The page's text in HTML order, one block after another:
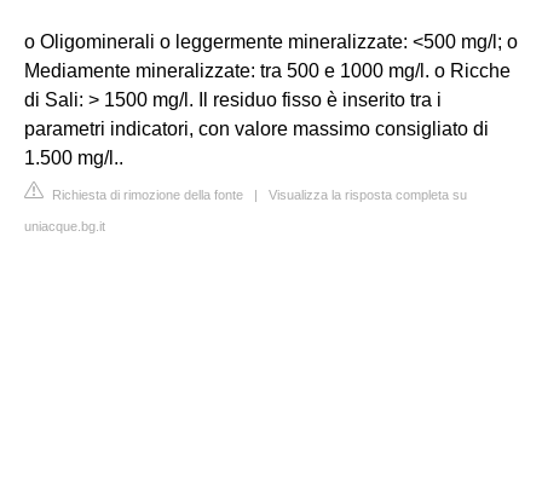
o Oligominerali o leggermente mineralizzate: <500 mg/l; o
Mediamente mineralizzate: tra 500 e 1000 mg/l. o Ricche
di Sali: > 1500 mg/l. Il residuo fisso è inserito tra i
parametri indicatori, con valore massimo consigliato di
1.500 mg/l..
Richiesta di rimozione della fonte | Visualizza la risposta completa su
uniacque.bg.it